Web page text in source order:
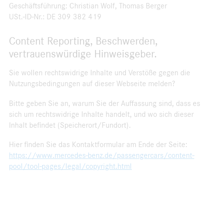
Geschäftsführung: Christian Wolf, Thomas Berger
USt.-ID-Nr.: DE 309 382 419
Content Reporting, Beschwerden,
vertrauenswürdige Hinweisgeber.
Sie wollen rechtswidrige Inhalte und Verstöße gegen die
Nutzungsbedingungen auf dieser Webseite melden?
Bitte geben Sie an, warum Sie der Auffassung sind, dass es
sich um rechtswidrige Inhalte handelt, und wo sich dieser
Inhalt befindet (Speicherort/Fundort).
Hier finden Sie das Kontaktformular am Ende der Seite:
https://www.mercedes-benz.de/passengercars/content-
pool/tool-pages/legal/copyright.html